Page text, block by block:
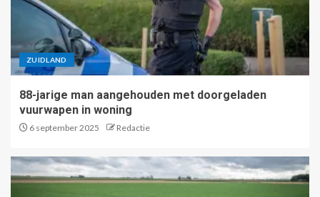
ZUIDLAND
88-jarige man aangehouden met doorgeladen
vuurwapen in woning
6 september 2025 Redactie